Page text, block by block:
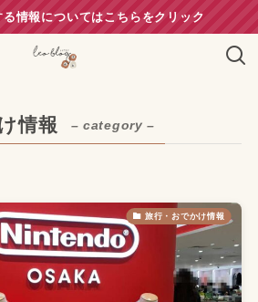
情報についてはこちらをクリック
情報 – category –
旅行・おでかけ情報